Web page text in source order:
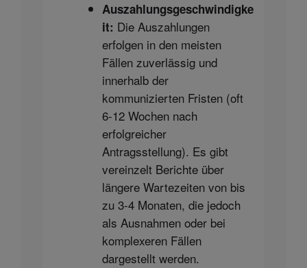
Auszahlungsgeschwindigke
it: Die Auszahlungen
erfolgen in den meisten
Fällen zuverlässig und
innerhalb der
kommunizierten Fristen (oft
6-12 Wochen nach
erfolgreicher
Antragsstellung). Es gibt
vereinzelt Berichte über
längere Wartezeiten von bis
zu 3-4 Monaten, die jedoch
als Ausnahmen oder bei
komplexeren Fällen
dargestellt werden.